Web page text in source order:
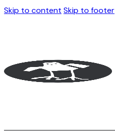
Skip to content Skip to footer